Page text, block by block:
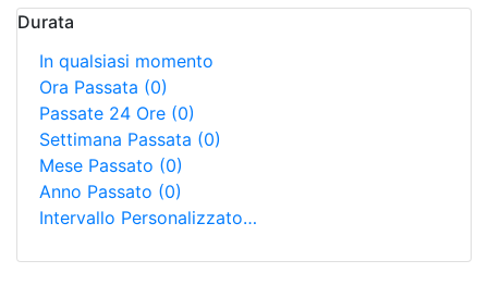
Durata
In qualsiasi momento
Ora Passata (0)
Passate 24 Ore (0)
Settimana Passata (0)
Mese Passato (0)
Anno Passato (0)
Intervallo Personalizzato…